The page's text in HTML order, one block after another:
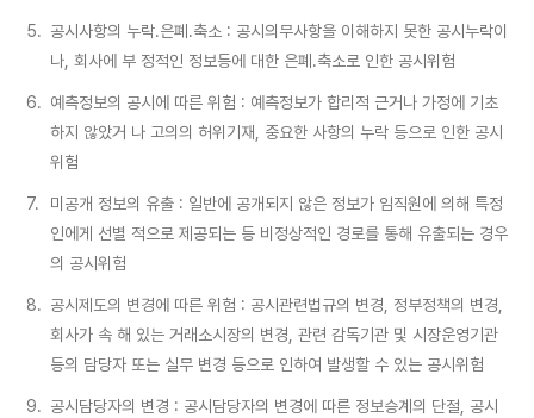
5. 공시사항의 누락․은폐․축소 : 공시의무사항을 이해하지 못한 공시누락이
나, 회사에 부 정적인 정보등에 대한 은폐․축소로 인한 공시위험
6. 예측정보의 공시에 따른 위험 : 예측정보가 합리적 근거나 가정에 기초
하지 않았거 나 고의의 허위기재, 중요한 사항의 누락 등으로 인한 공시
위험
7.
미공개 정보의 유출 : 일반에 공개되지 않은 정보가 임직원에 의해 특정
인에게 선별 적으로 제공되는 등 비정상적인 경로를 통해 유출되는 경우
의 공시위험
8. 공시제도의 변경에 따른 위험 : 공시관련법규의 변경, 정부정책의 변경,
회사가 속 해 있는 거래소시장의 변경, 관련 감독기관 및 시장운영기관
등의 담당자 또는 실무 변경 등으로 인하여 발생할 수 있는 공시위험
9. 공시담당자의 변경 : 공시담당자의 변경에 따른 정보승계의 단절, 공시